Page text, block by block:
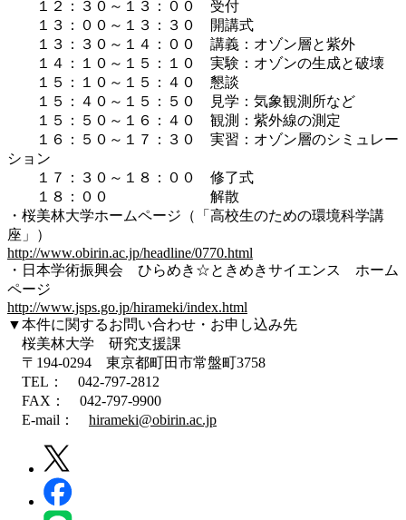
１２：３０～１３：００ 受付
１３：００～１３：３０ 開講式
１３：３０～１４：００ 講義：オゾン層と紫外
１４：１０～１５：１０ 実験：オゾンの生成と破壊
１５：１０～１５：４０ 懇談
１５：４０～１５：５０ 見学：気象観測所など
１５：５０～１６：４０ 観測：紫外線の測定
１６：５０～１７：３０ 実習：オゾン層のシミュレー
ション
１７：３０～１８：００ 修了式
１８：００ 解散
・桜美林大学ホームページ（「高校生のための環境科学講
座」）
http://www.obirin.ac.jp/headline/0770.html
・日本学術振興会 ひらめき☆ときめきサイエンス ホーム
ページ
http://www.jsps.go.jp/hirameki/index.html
▼本件に関するお問い合わせ・お申し込み先
桜美林大学 研究支援課
〒194-0294 東京都町田市常盤町3758
TEL： 042-797-2812
FAX： 042-797-9900
E-mail： hirameki@obirin.ac.jp